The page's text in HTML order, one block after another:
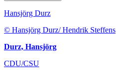
Hansjörg Durz
© Hansjörg Durz/ Hendrik Steffens
Durz, Hansjörg
CDU/CSU